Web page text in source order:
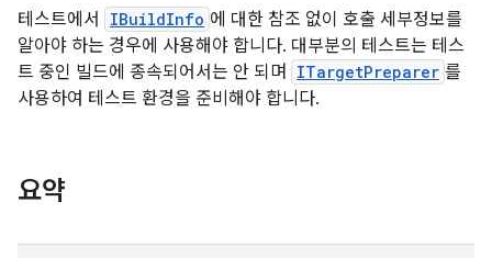
테스트에서
IBuildInfo 에 대한 참조 없이 호출 세부정보를
알아야 하는 경우에 사용해야 합니다. 대부분의 테스트는 테스
트 중인 빌드에 종속되어서는 안 되며
ITargetPreparer 를
사용하여 테스트 환경을 준비해야 합니다.
요약